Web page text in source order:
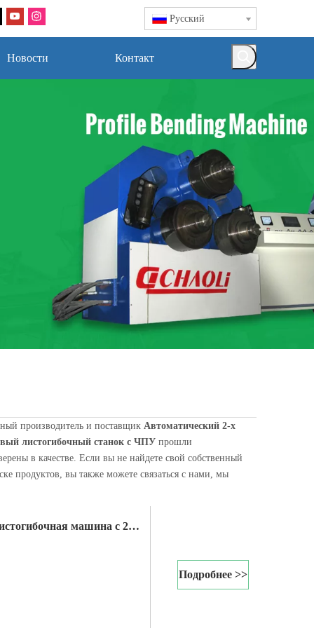
Pусский
Новости Контакт
или лист v. В современном цехе холодной прокатки
производитель и поставщик Автоматический 2-х
листогибочный станок с ЧПУ прошли
в качестве. Если вы не найдете свой собственный
продуктов, вы также можете связаться с нами, мы
машина с 2
Подробнее >>